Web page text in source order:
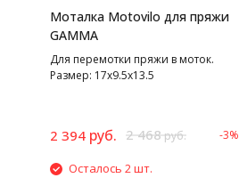
Моталка Motovilo для пряжи
GAMMA
Для перемотки пряжи в моток.
Размер: 17х9.5х13.5
2 394 руб. 2 468руб. -3%
Осталось 2 шт.